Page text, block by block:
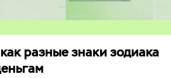
разные знаки зодиака